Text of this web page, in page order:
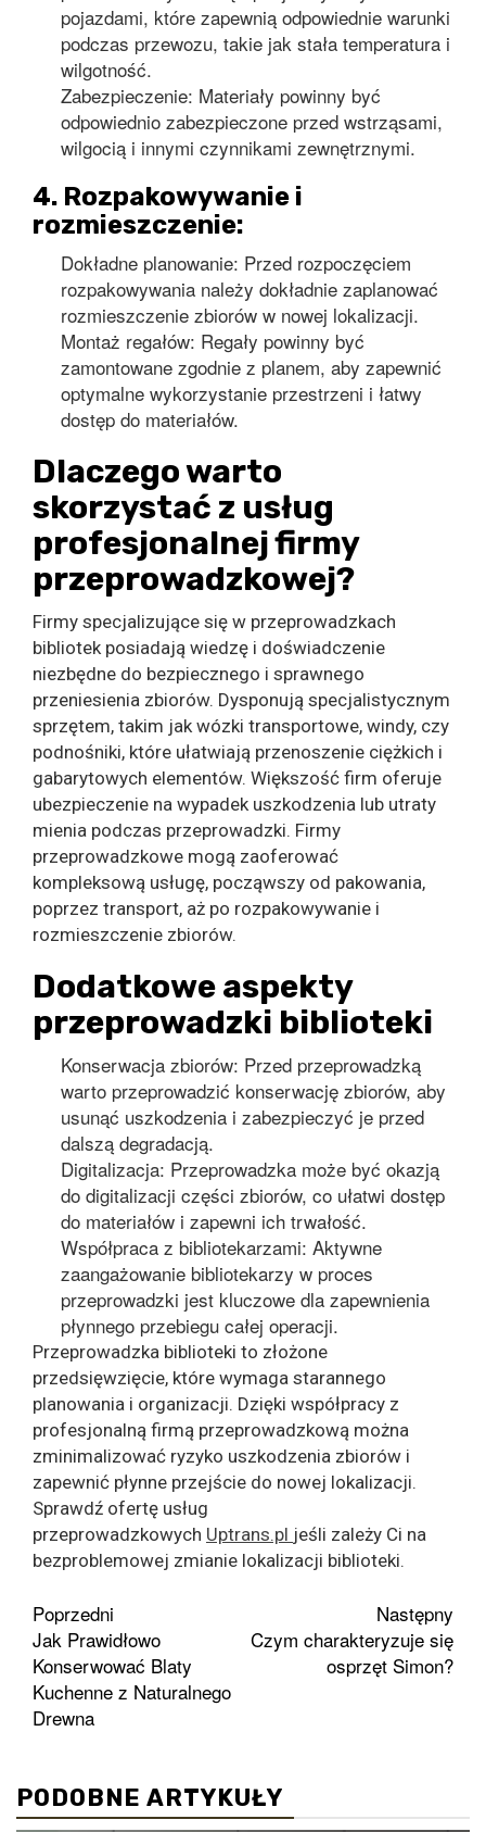
pojazdami, które zapewnią odpowiednie warunki
podczas przewozu, takie jak stała temperatura i
wilgotność.
Zabezpieczenie: Materiały powinny być
odpowiednio zabezpieczone przed wstrząsami,
wilgocią i innymi czynnikami zewnętrznymi.
4. Rozpakowywanie i
rozmieszczenie:
Dokładne planowanie: Przed rozpoczęciem
rozpakowywania należy dokładnie zaplanować
rozmieszczenie zbiorów w nowej lokalizacji.
Montaż regałów: Regały powinny być
zamontowane zgodnie z planem, aby zapewnić
optymalne wykorzystanie przestrzeni i łatwy
dostęp do materiałów.
Dlaczego warto
skorzystać z usług
profesjonalnej firmy
przeprowadzkowej?
Firmy specjalizujące się w przeprowadzkach
bibliotek posiadają wiedzę i doświadczenie
niezbędne do bezpiecznego i sprawnego
przeniesienia zbiorów. Dysponują specjalistycznym
sprzętem, takim jak wózki transportowe, windy, czy
podnośniki, które ułatwiają przenoszenie ciężkich i
gabarytowych elementów. Większość firm oferuje
ubezpieczenie na wypadek uszkodzenia lub utraty
mienia podczas przeprowadzki. Firmy
przeprowadzkowe mogą zaoferować
kompleksową usługę, począwszy od pakowania,
poprzez transport, aż po rozpakowywanie i
rozmieszczenie zbiorów.
Dodatkowe aspekty
przeprowadzki biblioteki
Konserwacja zbiorów: Przed przeprowadzką
warto przeprowadzić konserwację zbiorów, aby
usunąć uszkodzenia i zabezpieczyć je przed
dalszą degradacją.
Digitalizacja: Przeprowadzka może być okazją
do digitalizacji części zbiorów, co ułatwi dostęp
do materiałów i zapewni ich trwałość.
Współpraca z bibliotekarzami: Aktywne
zaangażowanie bibliotekarzy w proces
przeprowadzki jest kluczowe dla zapewnienia
płynnego przebiegu całej operacji.
Przeprowadzka biblioteki to złożone
przedsięwzięcie, które wymaga starannego
planowania i organizacji. Dzięki współpracy z
profesjonalną firmą przeprowadzkową można
zminimalizować ryzyko uszkodzenia zbiorów i
zapewnić płynne przejście do nowej lokalizacji.
Sprawdź ofertę usług
przeprowadzkowych Uptrans.pl jeśli zależy Ci na
bezproblemowej zmianie lokalizacji biblioteki.
Zobacz
wpisy
Poprzedni
Jak Prawidłowo
Konserwować Blaty
Kuchenne z Naturalnego
Drewna
Następny
Czym charakteryzuje się
osprzęt Simon?
PODOBNE ARTYKUŁY